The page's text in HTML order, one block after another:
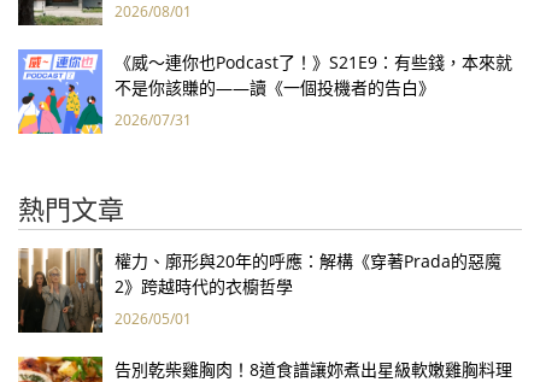
2026/08/01
《威～連你也Podcast了！》S21E9：有些錢，本來就
不是你該賺的——讀《一個投機者的告白》
2026/07/31
熱門文章
權力、廓形與20年的呼應：解構《穿著Prada的惡魔
2》跨越時代的衣櫥哲學
2026/05/01
告別乾柴雞胸肉！8道食譜讓妳煮出星級軟嫩雞胸料理